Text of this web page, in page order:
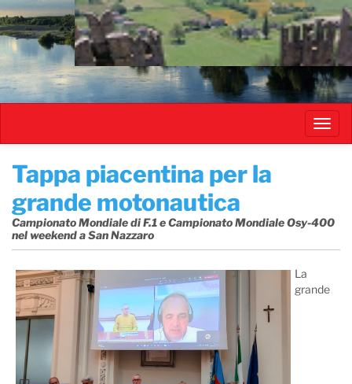
Salta
al
contenuto
principale
​Tappa piacentina per la
grande motonautica
Campionato Mondiale di F.1 e Campionato Mondiale Osy-400
nel weekend a San Nazzaro
La
grande